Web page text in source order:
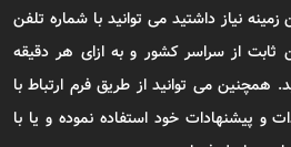
نیاز داشتید می توانید با شماره تلفن
با تلفن ثابت از سراسر کشور و به ازای هر دقیقه
همچنین می توانید از طریق فرم ارتباط با
و پیشنهادات خود استفاده نموده و یا با